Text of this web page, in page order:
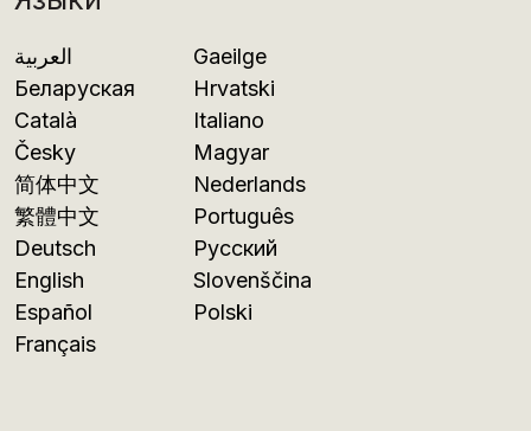
العربية
Беларуская
Català
Česky
简体中文
繁體中文
Deutsch
English
Español
Français
Gaeilge
Hrvatski
Italiano
Magyar
Nederlands
Português
Русский
Slovenščina
Polski